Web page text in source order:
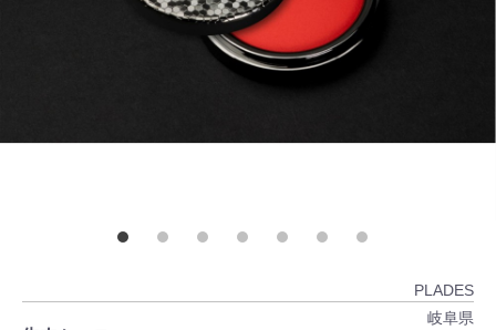
PLADES
岐阜県